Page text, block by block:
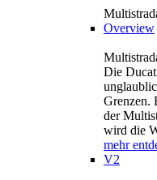
Overview
Die
Grenzen.
der
wird die
mehr
V2